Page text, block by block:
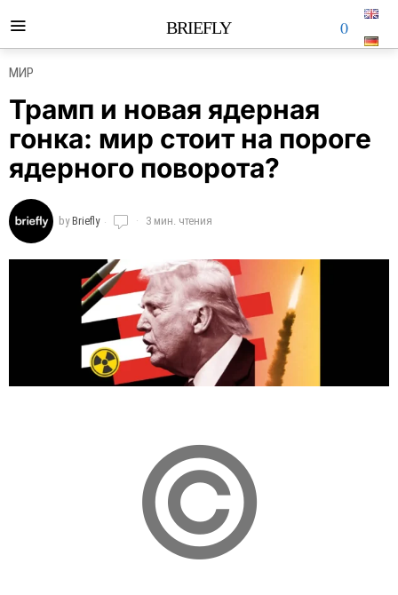
BRIEFLY 0
МИР
Трамп и новая ядерная
гонка: мир стоит на пороге
ядерного поворота?
byBriefly 3 мин. чтения
©